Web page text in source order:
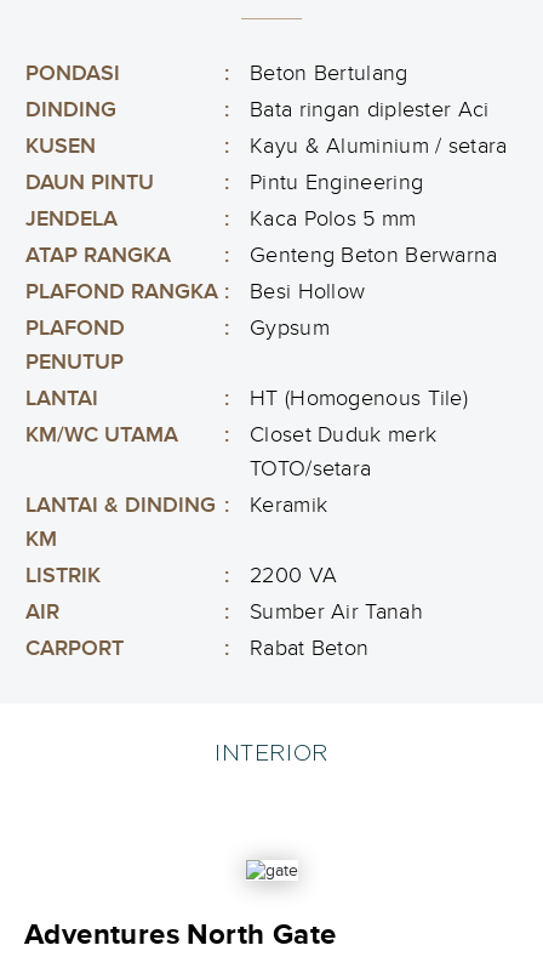
PONDASI :
Beton Bertulang
DINDING
:
Bata ringan diplester Aci
KUSEN
:
Kayu & Aluminium / setara
DAUN PINTU
:
Pintu Engineering
JENDELA
:
Kaca Polos 5 mm
ATAP RANGKA
:
Genteng Beton Berwarna
PLAFOND RANGKA :
Besi Hollow
PLAFOND
PENUTUP
: Gypsum
LANTAI :
HT (Homogenous Tile)
KM/WC UTAMA
:
Closet Duduk merk
TOTO/setara
LANTAI & DINDING
KM
: Keramik
LISTRIK :
2200 VA
AIR
:
Sumber Air Tanah
CARPORT
: Rabat Beton
INTERIOR
Adventures North Gate